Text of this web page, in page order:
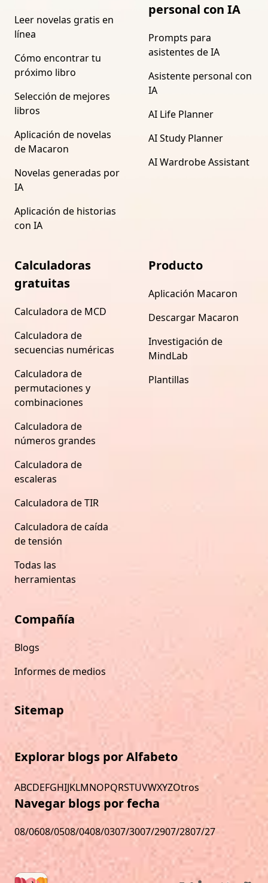
Leer novelas gratis en
línea
Cómo encontrar tu
próximo libro
Selección de mejores
libros
Aplicación de novelas
de Macaron
Novelas generadas por
IA
Aplicación de historias
con IA
personal con IA
Prompts para
asistentes de IA
Asistente personal con
IA
AI Life Planner
AI Study Planner
AI Wardrobe Assistant
Calculadoras
gratuitas
Calculadora de MCD
Calculadora de
secuencias numéricas
Calculadora de
permutaciones y
combinaciones
Calculadora de
números grandes
Calculadora de
escaleras
Calculadora de TIR
Calculadora de caída
de tensión
Todas las
herramientas
Producto
Aplicación Macaron
Descargar Macaron
Investigación de
MindLab
Plantillas
Compañía
Blogs
Informes de medios
Sitemap
Explorar blogs por Alfabeto
ABCDEFGHIJKLMNOPQRSTUVWXYZOtros
Navegar blogs por fecha
08/0608/0508/0408/0307/3007/2907/2807/27